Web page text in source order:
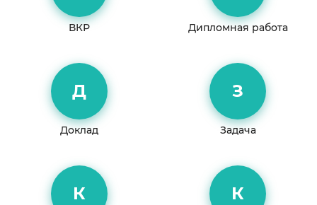
ВКР Дипломная работа
Д
Доклад
З
Задача
К К